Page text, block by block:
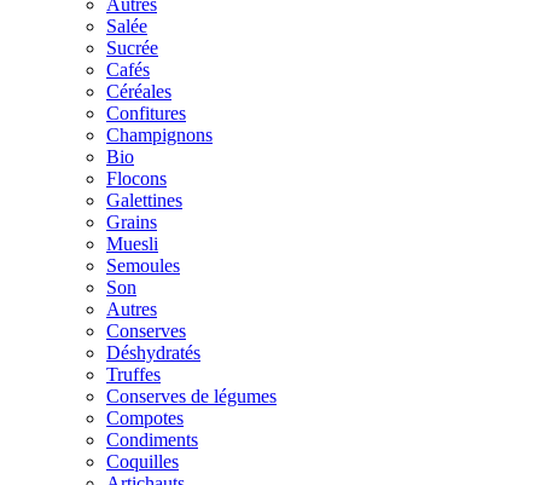
Autres
Salée
Sucrée
Cafés
Céréales
Confitures
Champignons
Bio
Flocons
Galettines
Grains
Muesli
Semoules
Son
Autres
Conserves
Déshydratés
Truffes
Conserves de légumes
Compotes
Condiments
Coquilles